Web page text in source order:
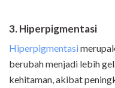
3. Hiperpigmentasi
Hiperpigmentasi
berubah menjadi lebih
kehitaman, akibat